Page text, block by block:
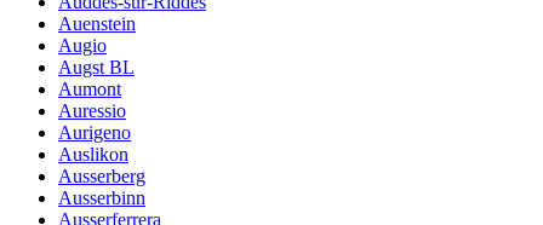
Auenstein
Augio
Augst BL
Aumont
Auressio
Aurigeno
Auslikon
Ausserberg
Ausserbinn
Ausserferrera